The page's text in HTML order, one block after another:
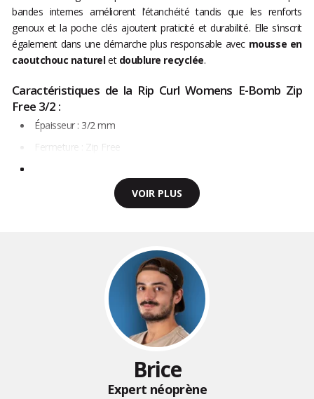
bandes internes améliorent l’étanchéité tandis que les renforts
genoux et la poche clés ajoutent praticité et durabilité. Elle s’inscrit
également dans une démarche plus responsable avec mousse en
caoutchouc naturelet doublure recyclée.
Caractéristiques de la Rip Curl Womens E-Bomb Zip
Free 3/2 :
Épaisseur : 3/2 mm
Fermeture : Zip Free
VOIR PLUS
Brice
Expert néoprène